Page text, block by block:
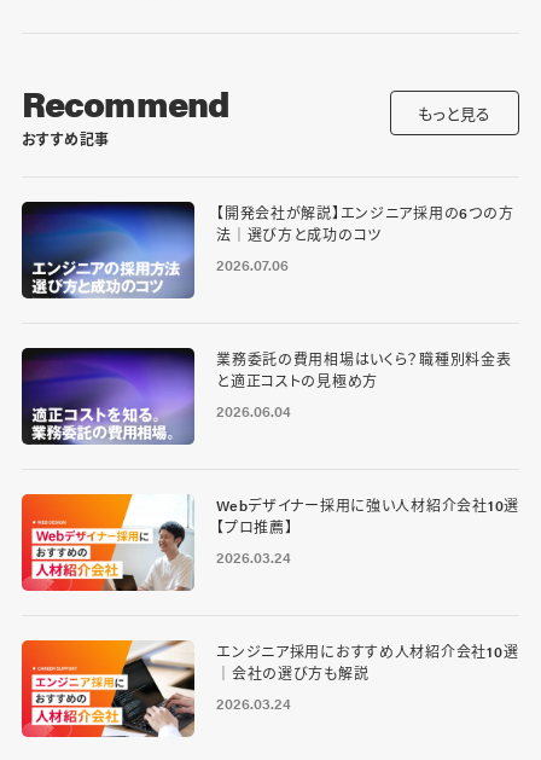
Recommend
おすすめ記事
もっと見る
【開発会社が解説】エンジニア採用の6つの方
法｜選び方と成功のコツ
2026.07.06
業務委託の費用相場はいくら？職種別料金表
と適正コストの見極め方
2026.06.04
Webデザイナー採用に強い人材紹介会社10選
【プロ推薦】
2026.03.24
エンジニア採用におすすめ人材紹介会社10選
｜会社の選び方も解説
2026.03.24